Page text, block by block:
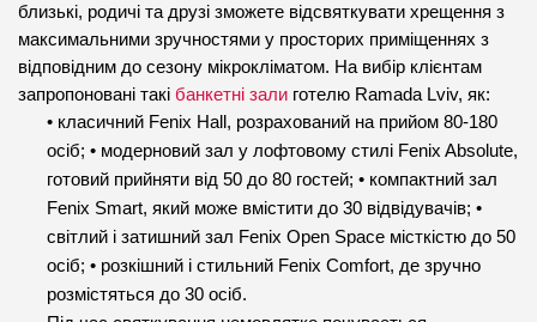
близькі, родичі та друзі зможете відсвяткувати хрещення з
максимальними зручностями у просторих приміщеннях з
відповідним до сезону мікрокліматом. На вибір клієнтам
запропоновані такі банкетні зали готелю Ramada Lviv, як:
• класичний Fenix Hall, розрахований на прийом 80-180
осіб; • модерновий зал у лофтовому стилі Fenix Absolute,
готовий прийняти від 50 до 80 гостей; • компактний зал
Fenix Smart, який може вмістити до 30 відвідувачів; •
світлий і затишний зал Fenix Open Space місткістю до 50
осіб; • розкішний і стильний Fenix Comfort, де зручно
розмістяться до 30 осіб.